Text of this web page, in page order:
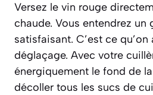
Versez le vin rouge
chaude. Vous entendrez un
satisfaisant. C’est ce qu’on
déglaçage. Avec votre
énergiquement le fond de
décoller tous les sucs de